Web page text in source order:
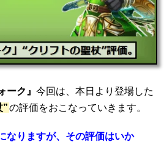
ーク』 今回は、本日より登場した
”の評価をおこなっていきます。
なりますが、その評価はいか